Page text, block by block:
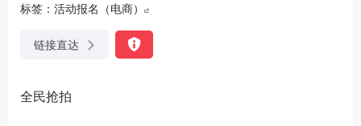
标签： 活动报名（电商）
链接直达
全民抢拍